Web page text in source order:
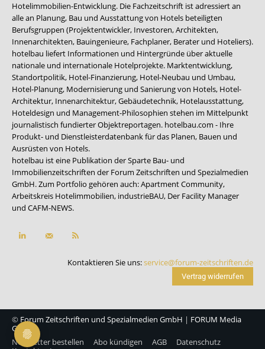
Hotelimmobilien-Entwicklung. Die Fachzeitschrift ist adressiert an
alle an Planung, Bau und Ausstattung von Hotels beteiligten
Berufsgruppen (Projektentwickler, Investoren, Architekten,
Innenarchitekten, Bauingenieure, Fachplaner, Berater und Hoteliers).
hotelbau liefert Informationen und Hintergründe über aktuelle
nationale und internationale Hotelprojekte. Marktentwicklung,
Standortpolitik, Hotel-Finanzierung, Hotel-Neubau und Umbau,
Hotel-Planung, Modernisierung und Sanierung von Hotels, Hotel-
Architektur, Innenarchitektur, Gebäudetechnik, Hotelausstattung,
Hoteldesign und Management-Philosophien stehen im Mittelpunkt
journalistisch fundierter Objektreportagen. hotelbau.com - Ihre
Produkt- und Dienstleisterdatenbank für das Planen, Bauen und
Ausrüsten von Hotels.
hotelbau ist eine Publikation der Sparte Bau- und
Immobilienzeitschriften der Forum Zeitschriften und Spezialmedien
GmbH. Zum Portfolio gehören auch:Apartment Community,
Arbeitskreis Hotelimmobilien, industrieBAU, Der Facility Manager
und CAFM-NEWS.
Kontaktieren Sie uns:service@forum-zeitschriften.de
Vertrag widerrufen
© Forum Zeitschriften und Spezialmedien GmbH | FORUM Media
Group
Newsletter bestellen
Abo kündigen AGB
Datenschutz